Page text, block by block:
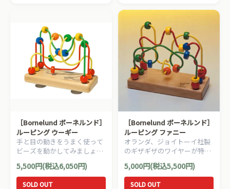
［Bornelund ボーネルンド］
ルーピング ウーギー
手と目の動きをうまく使って
ビーズを動かしてみましょ
う。吸盤がついていてテーブ
ルに固定することができま
す。
5,500円(税込6,050円)
SOLD OUT
［Bornelund ボーネルンド］
ルーピング ファニー
オランダ、ジョイトーイ社製
のギザギザのワイヤーが特徴
的なルーピングです。
5,000円(税込5,500円)
SOLD OUT